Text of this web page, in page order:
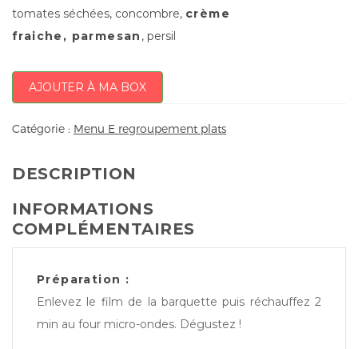
tomates séchées, concombre, crème
fraiche, parmesan , persil
AJOUTER À MA BOX
Catégorie : Menu E regroupement plats
DESCRIPTION
INFORMATIONS
COMPLÉMENTAIRES
Préparation :
Enlevez le film de la barquette puis réchauffez 2
min au four micro-ondes. Dégustez !